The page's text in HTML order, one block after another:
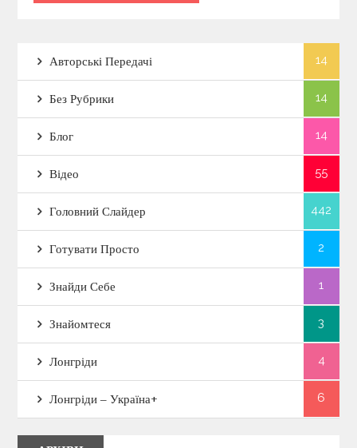
Авторські Передачі 14
Без Рубрики 14
Блог 14
Відео 55
Головний Слайдер 442
Готувати Просто 2
Знайди Себе 1
Знайомтеся 3
Лонгріди 4
Лонгріди – Україна+ 6